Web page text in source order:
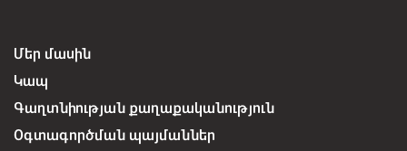
Մեր մասին
Կապ
Գաղտնիության քաղաքականություն
Օգտագործման պայմաններ